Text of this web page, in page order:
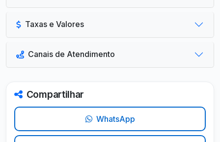
Taxas e Valores
Canais de Atendimento
Compartilhar
WhatsApp